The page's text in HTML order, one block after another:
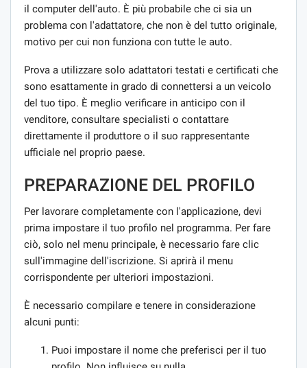
il computer dell'auto. È più probabile che ci sia un
problema con l'adattatore, che non è del tutto originale,
motivo per cui non funziona con tutte le auto.
Prova a utilizzare solo adattatori testati e certificati che
sono esattamente in grado di connettersi a un veicolo
del tuo tipo. È meglio verificare in anticipo con il
venditore, consultare specialisti o contattare
direttamente il produttore o il suo rappresentante
ufficiale nel proprio paese.
PREPARAZIONE DEL PROFILO
Per lavorare completamente con l'applicazione, devi
prima impostare il tuo profilo nel programma. Per fare
ciò, solo nel menu principale, è necessario fare clic
sull'immagine dell'iscrizione. Si aprirà il menu
corrispondente per ulteriori impostazioni.
È necessario compilare e tenere in considerazione
alcuni punti:
Puoi impostare il nome che preferisci per il tuo